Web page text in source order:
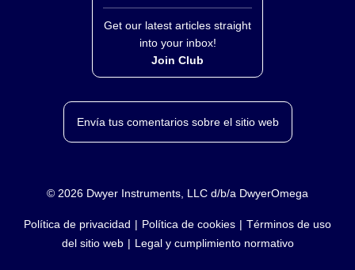
Get our latest articles straight
into your inbox!
Join Club
Envía tus comentarios sobre el sitio web
© 2026 Dwyer Instruments, LLC d/b/a DwyerOmega
Política de privacidad Política de cookies
Términos de uso
del sitio web
Legal y cumplimiento normativo